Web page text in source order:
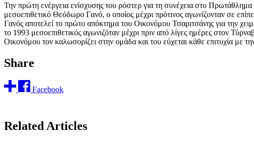
Την πρώτη ενέργεια ενίσχυσης του ρόστερ για τη συνέχεια στο
μεσοεπιθετικό Θεόδωρο Γανό, ο οποίος μέχρι πρότινος αγωνίζονταν σε
Γανός αποτελεί το πρώτο απόκτημα του Οικονόμου Τσαριτσάνης για την
το 1993 μεσοεπιθετικός αγωνιζόταν μέχρι πριν από λίγες ημέρες στον
Οικονόμου τον καλωσορίζει στην ομάδα και του εύχεται κάθε επιτυχία με
Share
Facebook
Related Articles